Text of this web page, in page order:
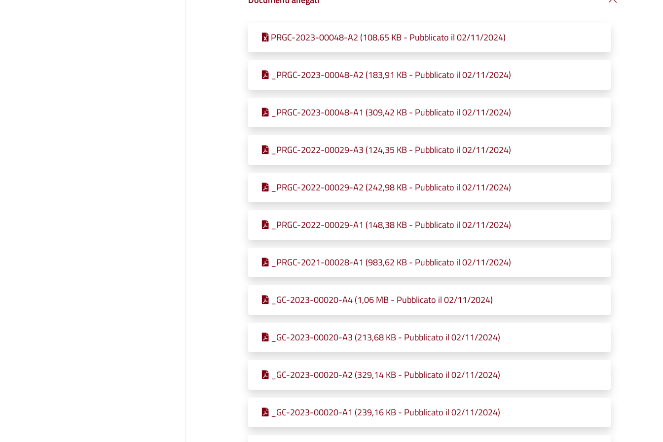
PRGC-2023-00048-A2 (108,65 KB - Pubblicato il 02/11/2024)
_PRGC-2023-00048-A2 (183,91 KB - Pubblicato il 02/11/2024)
_PRGC-2023-00048-A1 (309,42 KB - Pubblicato il 02/11/2024)
_PRGC-2022-00029-A3 (124,35 KB - Pubblicato il 02/11/2024)
_PRGC-2022-00029-A2 (242,98 KB - Pubblicato il 02/11/2024)
_PRGC-2022-00029-A1 (148,38 KB - Pubblicato il 02/11/2024)
_PRGC-2021-00028-A1 (983,62 KB - Pubblicato il 02/11/2024)
_GC-2023-00020-A4 (1,06 MB - Pubblicato il 02/11/2024)
_GC-2023-00020-A3 (213,68 KB - Pubblicato il 02/11/2024)
_GC-2023-00020-A2 (329,14 KB - Pubblicato il 02/11/2024)
_GC-2023-00020-A1 (239,16 KB - Pubblicato il 02/11/2024)